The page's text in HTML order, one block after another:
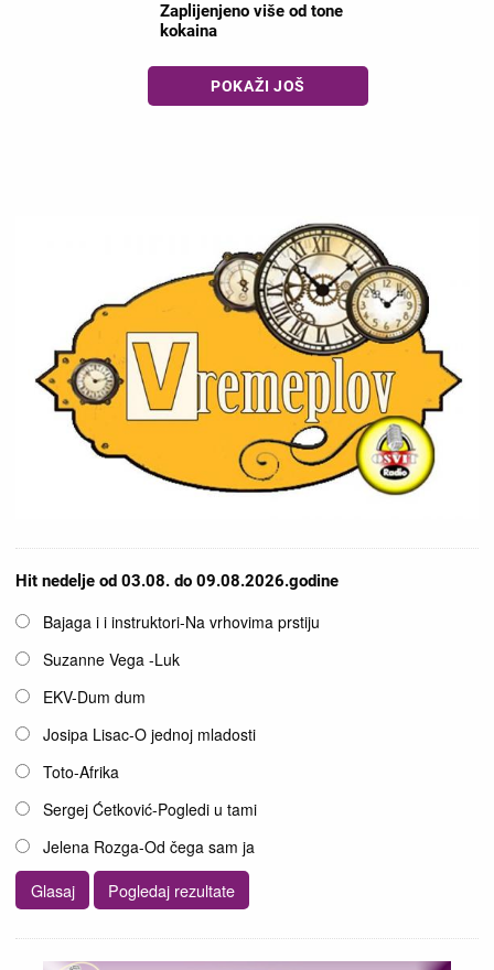
Zaplijenjeno više od tone
kokaina
POKAŽI JOŠ
Hit nedelje od 03.08. do 09.08.2026.godine
OpcijeBajaga i i instruktori-Na vrhovima prstiju
Suzanne Vega -Luk
EKV-Dum dum
Josipa Lisac-O jednoj mladosti
Toto-Afrika
Sergej Ćetković-Pogledi u tami
Jelena Rozga-Od čega sam ja